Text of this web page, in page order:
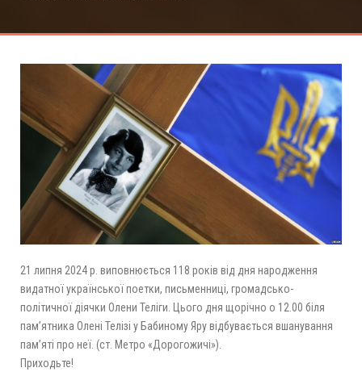
21 липня 2024 р. виповнюється 118 років від дня народження
видатної української поетки, письменниці, громадсько-
політичної діячки Олени Теліги. Цього дня щорічно о 12.00 біля
пам’ятника Олені Телізі у Бабиному Яру відбувається вшанування
пам’яті про неї. (ст. Метро «Дорогожичі»).
Приходьте!